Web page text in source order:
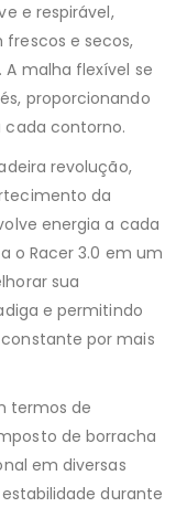
e respirável,
e secos,
malha flexível se
proporcionando
cada contorno.
revolução,
da
energia a cada
o Racer 3.0 em um
sua
e permitindo
por mais
termos de
de borracha
em diversas
durante